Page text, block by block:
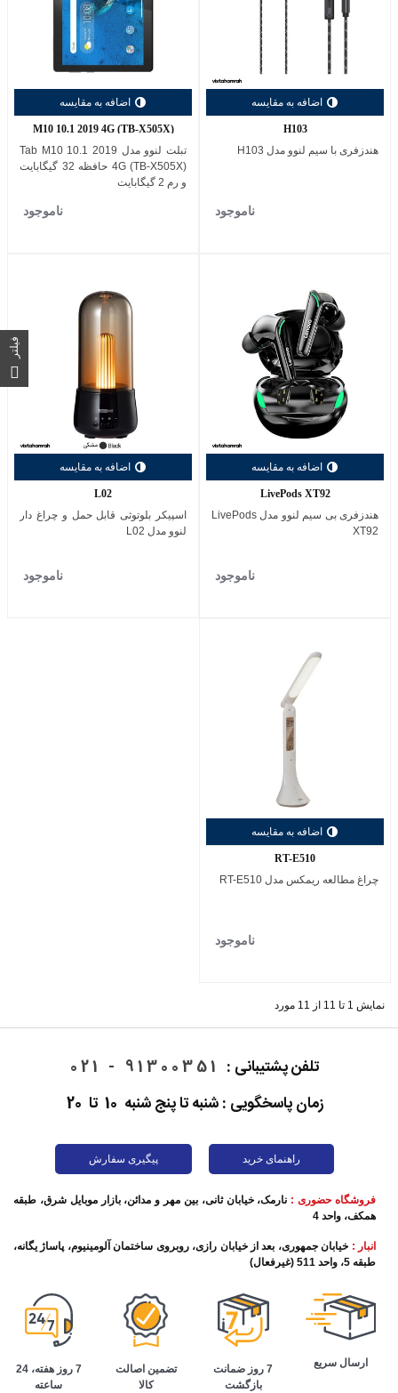
اضافه به مقایسه
H103
هندزفری با‌ سیم لنوو مدل H103
ناموجود
اضافه به مقایسه
M10 10.1 2019 4G (TB-X505X)
تبلت لنوو مدل Tab M10 10.1 2019
4G (TB-X505X) حافظه 32 گیگابایت
و رم 2 گیگابایت
ناموجود
اضافه به مقایسه
LivePods XT92
هندزفری بی ‌سیم لنوو مدل LivePods
XT92
ناموجود
اضافه به مقایسه
L02
اسپیکر بلوتوثی قابل حمل و چراغ‌ دار
لنوو مدل L02
ناموجود
اضافه به مقایسه
RT-E510
چراغ مطالعه ریمکس مدل RT-E510
ناموجود
نمایش 1 تا 11 از 11 مورد
تلفن پشتیبانی : 91300351 - 021
زمان پاسخگویی : شنبه تا پنج شنبه 10 تا 20
راهنمای خرید پیگیری سفارش
فروشگاه حضوری : نارمک، خیابان ثانی، بین مهر و مدائن، بازار موبایل شرق، طبقه
همکف، واحد 4
انبار : خیابان جمهوری، بعد از خیابان رازی، روبروی ساختمان آلومینیوم، پاساژ یگانه،
طبقه 5، واحد 511 (غیرفعال)
ارسال سریع
7 روز ضمانت
بازگشت
تضمین اصالت
کالا
7 روز هفته، 24
ساعته
فیلتر